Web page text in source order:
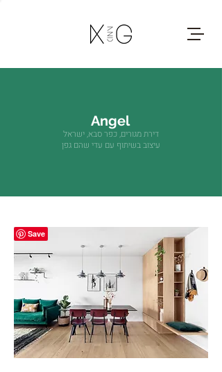
Angel
דירת מגורים, כפר סבא, ישראל
עיצוב בשיתוף עם עדי שהם גפן